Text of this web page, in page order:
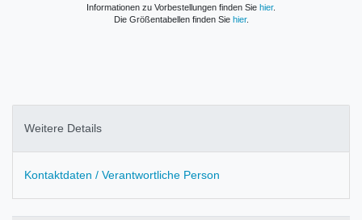
Informationen zu Vorbestellungen finden Sie hier.
Die Größentabellen finden Sie hier.
Weitere Details
Kontaktdaten / Verantwortliche Person